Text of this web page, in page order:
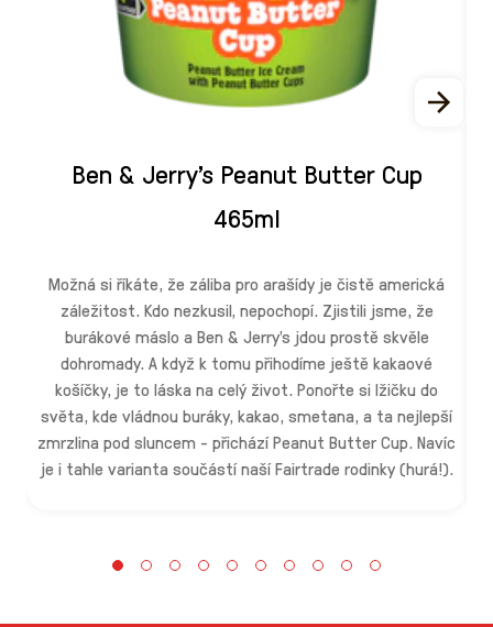
Ben & Jerry's Peanut Butter Cup
465ml
Možná si říkáte, že záliba pro arašídy je čistě americká
záležitost. Kdo nezkusil, nepochopí. Zjistili jsme, že
burákové máslo a Ben & Jerry's jdou prostě skvěle
dohromady. A když k tomu přihodíme ještě kakaové
košíčky, je to láska na celý život. Ponořte si lžičku do
světa, kde vládnou buráky, kakao, smetana, a ta nejlepší
zmrzlina pod sluncem - přichází Peanut Butter Cup. Navíc
je i tahle varianta součástí naší Fairtrade rodinky (hurá!).